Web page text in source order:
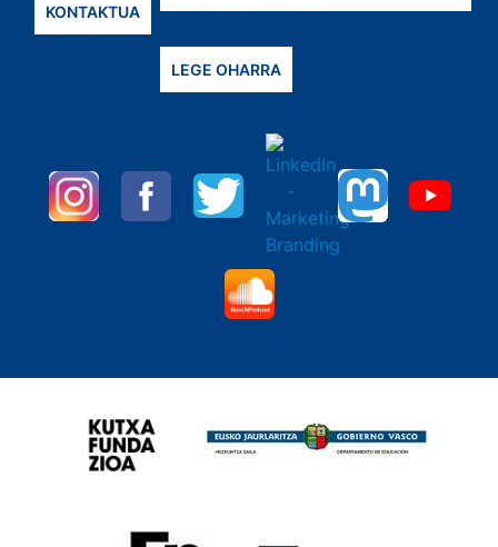
KONTAKTUA
LEGE OHARRA